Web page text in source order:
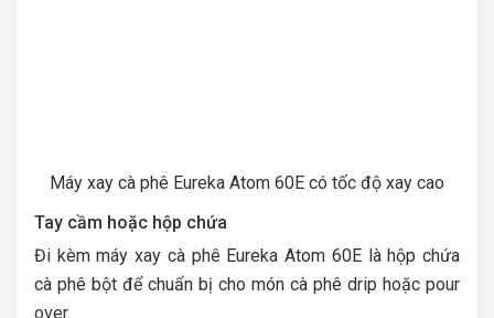
Máy xay cà phê Eureka Atom 60E có tốc độ xay cao
Tay cầm hoặc hộp chứa
Đi kèm máy xay cà phê Eureka Atom 60E là hộp chứa
cà phê bột để chuẩn bị cho món cà phê drip hoặc pour
over.